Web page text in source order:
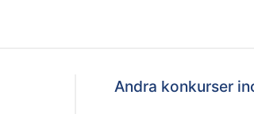
Andra konkurser